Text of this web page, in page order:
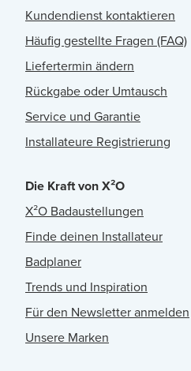
Kundendienst kontaktieren
Häufig gestellte Fragen (FAQ)
Liefertermin ändern
Rückgabe oder Umtausch
Service und Garantie
Installateure Registrierung
Die Kraft von X²O
X²O Badaustellungen
Finde deinen Installateur
Badplaner
Trends und Inspiration
Für den Newsletter anmelden
Unsere Marken